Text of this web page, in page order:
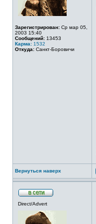
Зарегистрирован: Ср мар 05,
2003 15:40
Сообщений: 13453
Карма: 1532
Откуда: Санкт-Боровичи
Вернуться наверх
Direct/Advert